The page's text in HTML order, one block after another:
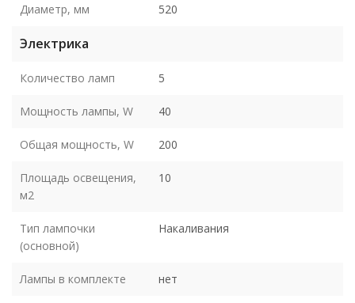
Диаметр, мм 520
Электрика
Количество ламп 5
Мощность лампы, W 40
Общая мощность, W 200
Площадь освещения,
м2
10
Тип лампочки
(основной)
Накаливания
Лампы в комплекте нет